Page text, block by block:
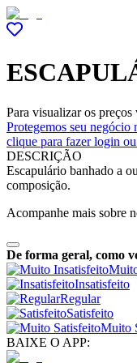
Para visualizar os
Protegemos seu negócio
clique para fazer login
DESCRIÇÃO
Escapulário banhado a
composição.
Acompanhe mais sobre
De forma geral, como
Insatisfeito
Regular
Satisfeito
Muito
BAIXE O APP: